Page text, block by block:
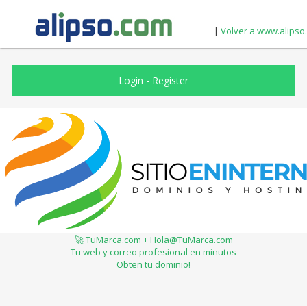
| Volver a
Login - Register
🚀 TuMarca.com + Hola@TuMarca.com
Tu web y correo profesional en minutos
Obten tu dominio!